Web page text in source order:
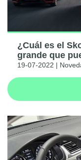
¿Cuál es el
grande que
19-07-2022 |